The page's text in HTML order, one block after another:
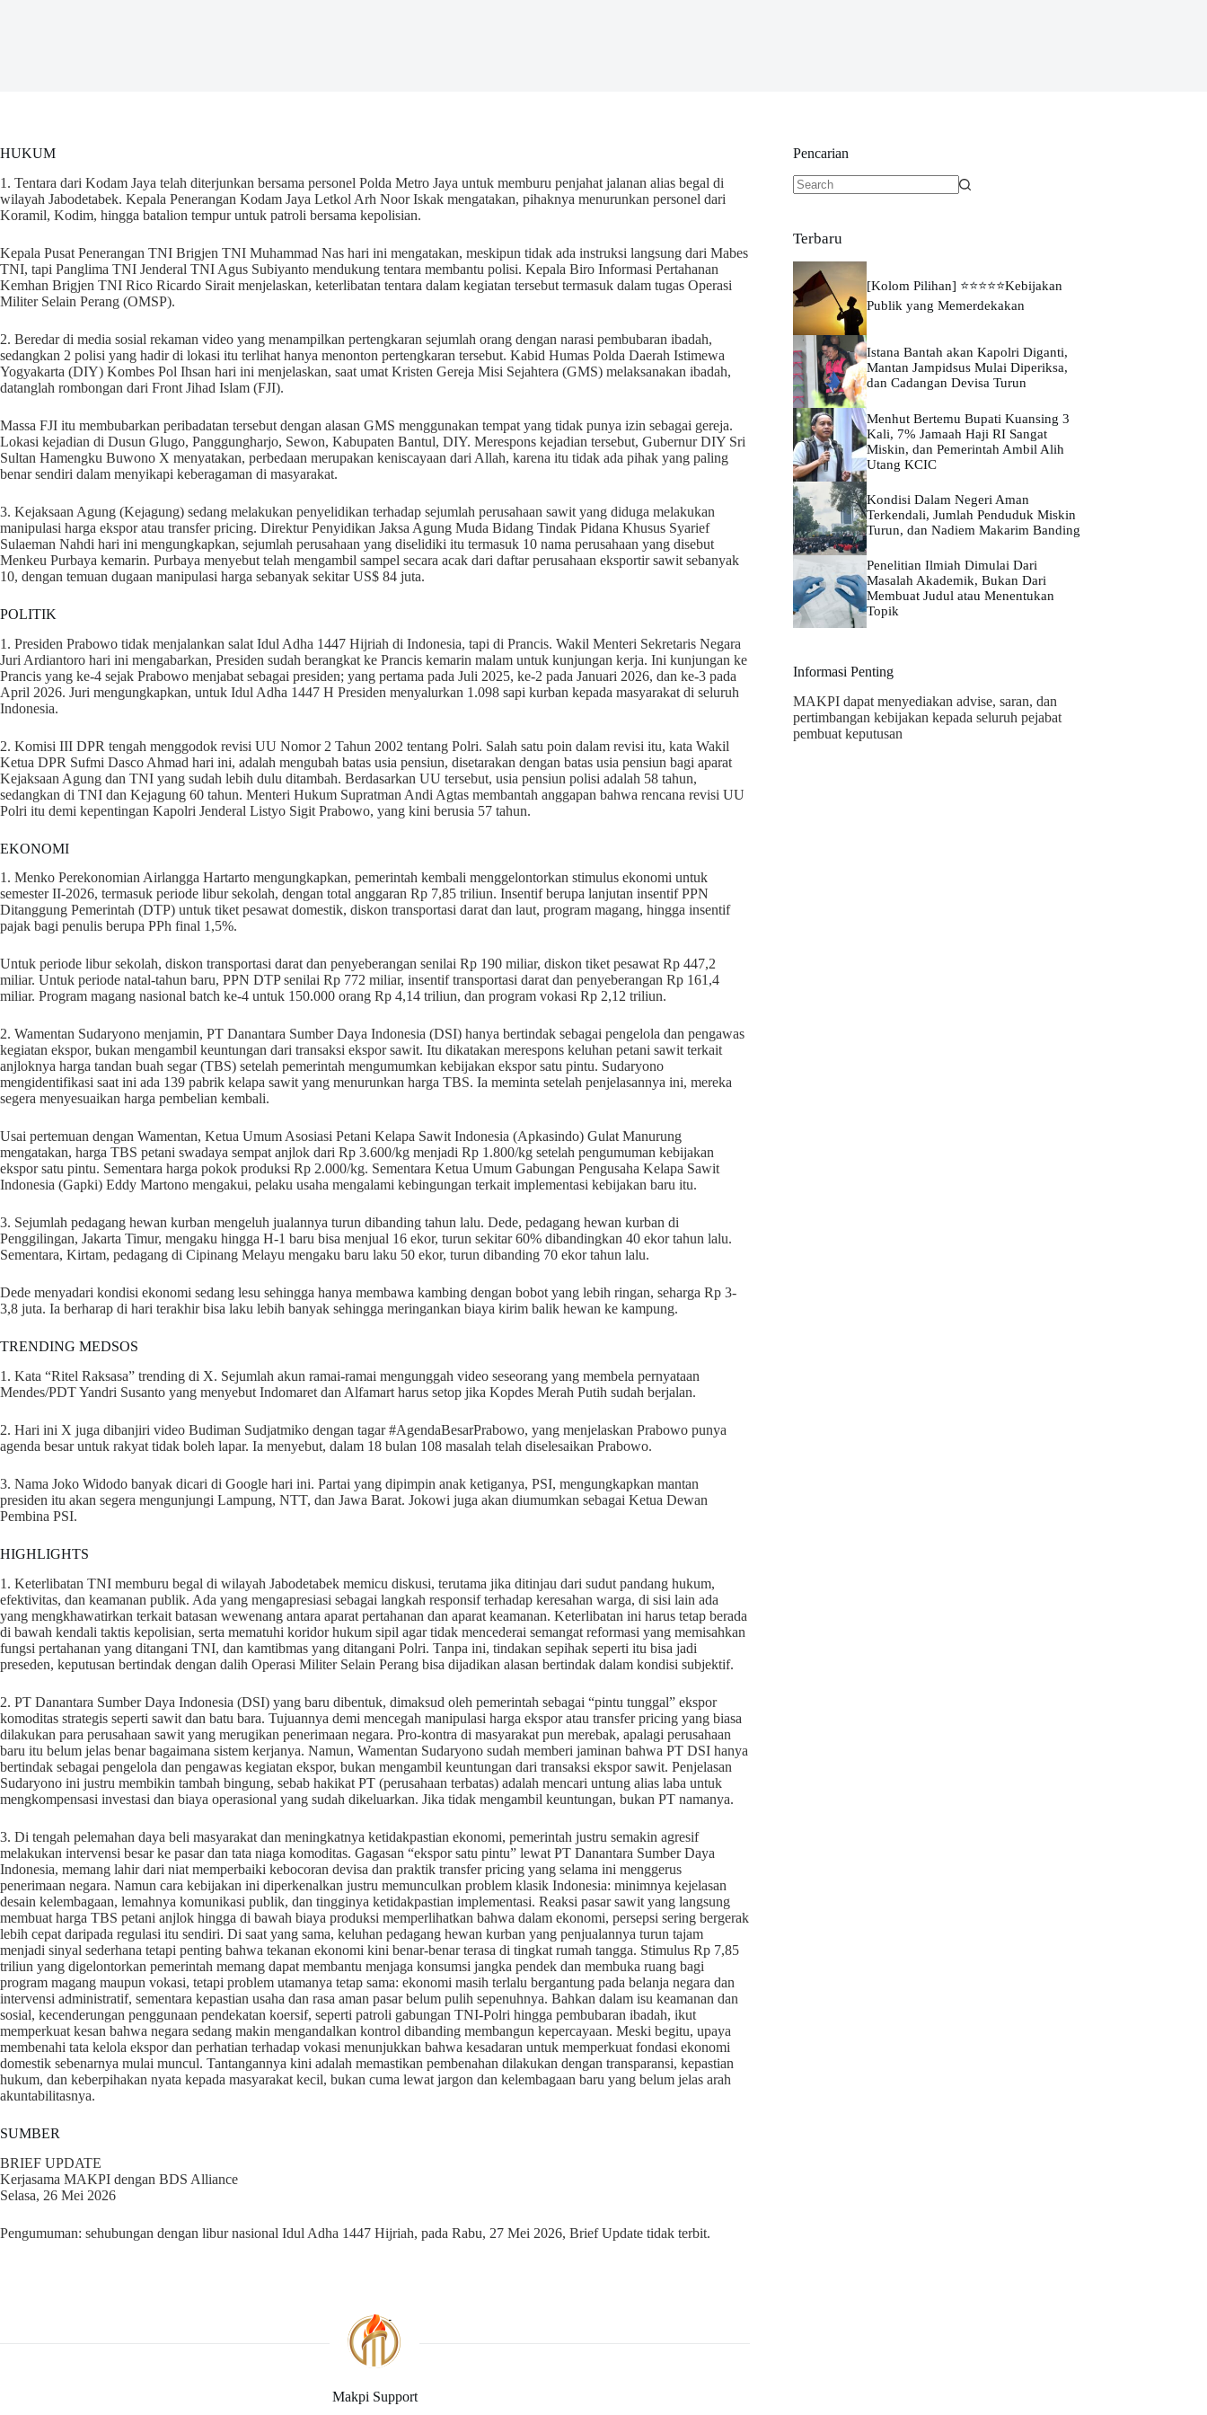
HUKUM
1. Tentara dari Kodam Jaya telah diterjunkan bersama personel Polda Metro Jaya untuk memburu penjahat jalanan alias begal di
wilayah Jabodetabek. Kepala Penerangan Kodam Jaya Letkol Arh Noor Iskak mengatakan, pihaknya menurunkan personel dari
Koramil, Kodim, hingga batalion tempur untuk patroli bersama kepolisian.
Kepala Pusat Penerangan TNI Brigjen TNI Muhammad Nas hari ini mengatakan, meskipun tidak ada instruksi langsung dari Mabes
TNI, tapi Panglima TNI Jenderal TNI Agus Subiyanto mendukung tentara membantu polisi. Kepala Biro Informasi Pertahanan
Kemhan Brigjen TNI Rico Ricardo Sirait menjelaskan, keterlibatan tentara dalam kegiatan tersebut termasuk dalam tugas Operasi
Militer Selain Perang (OMSP).
2. Beredar di media sosial rekaman video yang menampilkan pertengkaran sejumlah orang dengan narasi pembubaran ibadah,
sedangkan 2 polisi yang hadir di lokasi itu terlihat hanya menonton pertengkaran tersebut. Kabid Humas Polda Daerah Istimewa
Yogyakarta (DIY) Kombes Pol Ihsan hari ini menjelaskan, saat umat Kristen Gereja Misi Sejahtera (GMS) melaksanakan ibadah,
datanglah rombongan dari Front Jihad Islam (FJI).
Massa FJI itu membubarkan peribadatan tersebut dengan alasan GMS menggunakan tempat yang tidak punya izin sebagai gereja.
Lokasi kejadian di Dusun Glugo, Panggungharjo, Sewon, Kabupaten Bantul, DIY. Merespons kejadian tersebut, Gubernur DIY Sri
Sultan Hamengku Buwono X menyatakan, perbedaan merupakan keniscayaan dari Allah, karena itu tidak ada pihak yang paling
benar sendiri dalam menyikapi keberagaman di masyarakat.
3. Kejaksaan Agung (Kejagung) sedang melakukan penyelidikan terhadap sejumlah perusahaan sawit yang diduga melakukan
manipulasi harga ekspor atau transfer pricing. Direktur Penyidikan Jaksa Agung Muda Bidang Tindak Pidana Khusus Syarief
Sulaeman Nahdi hari ini mengungkapkan, sejumlah perusahaan yang diselidiki itu termasuk 10 nama perusahaan yang disebut
Menkeu Purbaya kemarin. Purbaya menyebut telah mengambil sampel secara acak dari daftar perusahaan eksportir sawit sebanyak
10, dengan temuan dugaan manipulasi harga sebanyak sekitar US$ 84 juta.
POLITIK
1. Presiden Prabowo tidak menjalankan salat Idul Adha 1447 Hijriah di Indonesia, tapi di Prancis. Wakil Menteri Sekretaris Negara
Juri Ardiantoro hari ini mengabarkan, Presiden sudah berangkat ke Prancis kemarin malam untuk kunjungan kerja. Ini kunjungan ke
Prancis yang ke-4 sejak Prabowo menjabat sebagai presiden; yang pertama pada Juli 2025, ke-2 pada Januari 2026, dan ke-3 pada
April 2026. Juri mengungkapkan, untuk Idul Adha 1447 H Presiden menyalurkan 1.098 sapi kurban kepada masyarakat di seluruh
Indonesia.
2. Komisi III DPR tengah menggodok revisi UU Nomor 2 Tahun 2002 tentang Polri. Salah satu poin dalam revisi itu, kata Wakil
Ketua DPR Sufmi Dasco Ahmad hari ini, adalah mengubah batas usia pensiun, disetarakan dengan batas usia pensiun bagi aparat
Kejaksaan Agung dan TNI yang sudah lebih dulu ditambah. Berdasarkan UU tersebut, usia pensiun polisi adalah 58 tahun,
sedangkan di TNI dan Kejagung 60 tahun. Menteri Hukum Supratman Andi Agtas membantah anggapan bahwa rencana revisi UU
Polri itu demi kepentingan Kapolri Jenderal Listyo Sigit Prabowo, yang kini berusia 57 tahun.
EKONOMI
1. Menko Perekonomian Airlangga Hartarto mengungkapkan, pemerintah kembali menggelontorkan stimulus ekonomi untuk
semester II-2026, termasuk periode libur sekolah, dengan total anggaran Rp 7,85 triliun. Insentif berupa lanjutan insentif PPN
Ditanggung Pemerintah (DTP) untuk tiket pesawat domestik, diskon transportasi darat dan laut, program magang, hingga insentif
pajak bagi penulis berupa PPh final 1,5%.
Untuk periode libur sekolah, diskon transportasi darat dan penyeberangan senilai Rp 190 miliar, diskon tiket pesawat Rp 447,2
miliar. Untuk periode natal-tahun baru, PPN DTP senilai Rp 772 miliar, insentif transportasi darat dan penyeberangan Rp 161,4
miliar. Program magang nasional batch ke-4 untuk 150.000 orang Rp 4,14 triliun, dan program vokasi Rp 2,12 triliun.
2. Wamentan Sudaryono menjamin, PT Danantara Sumber Daya Indonesia (DSI) hanya bertindak sebagai pengelola dan pengawas
kegiatan ekspor, bukan mengambil keuntungan dari transaksi ekspor sawit. Itu dikatakan merespons keluhan petani sawit terkait
anjloknya harga tandan buah segar (TBS) setelah pemerintah mengumumkan kebijakan ekspor satu pintu. Sudaryono
mengidentifikasi saat ini ada 139 pabrik kelapa sawit yang menurunkan harga TBS. Ia meminta setelah penjelasannya ini, mereka
segera menyesuaikan harga pembelian kembali.
Usai pertemuan dengan Wamentan, Ketua Umum Asosiasi Petani Kelapa Sawit Indonesia (Apkasindo) Gulat Manurung
mengatakan, harga TBS petani swadaya sempat anjlok dari Rp 3.600/kg menjadi Rp 1.800/kg setelah pengumuman kebijakan
ekspor satu pintu. Sementara harga pokok produksi Rp 2.000/kg. Sementara Ketua Umum Gabungan Pengusaha Kelapa Sawit
Indonesia (Gapki) Eddy Martono mengakui, pelaku usaha mengalami kebingungan terkait implementasi kebijakan baru itu.
3. Sejumlah pedagang hewan kurban mengeluh jualannya turun dibanding tahun lalu. Dede, pedagang hewan kurban di
Penggilingan, Jakarta Timur, mengaku hingga H-1 baru bisa menjual 16 ekor, turun sekitar 60% dibandingkan 40 ekor tahun lalu.
Sementara, Kirtam, pedagang di Cipinang Melayu mengaku baru laku 50 ekor, turun dibanding 70 ekor tahun lalu.
Dede menyadari kondisi ekonomi sedang lesu sehingga hanya membawa kambing dengan bobot yang lebih ringan, seharga Rp 3-
3,8 juta. Ia berharap di hari terakhir bisa laku lebih banyak sehingga meringankan biaya kirim balik hewan ke kampung.
TRENDING MEDSOS
1. Kata “Ritel Raksasa” trending di X. Sejumlah akun ramai-ramai mengunggah video seseorang yang membela pernyataan
Mendes/PDT Yandri Susanto yang menyebut Indomaret dan Alfamart harus setop jika Kopdes Merah Putih sudah berjalan.
2. Hari ini X juga dibanjiri video Budiman Sudjatmiko dengan tagar #AgendaBesarPrabowo, yang menjelaskan Prabowo punya
agenda besar untuk rakyat tidak boleh lapar. Ia menyebut, dalam 18 bulan 108 masalah telah diselesaikan Prabowo.
3. Nama Joko Widodo banyak dicari di Google hari ini. Partai yang dipimpin anak ketiganya, PSI, mengungkapkan mantan
presiden itu akan segera mengunjungi Lampung, NTT, dan Jawa Barat. Jokowi juga akan diumumkan sebagai Ketua Dewan
Pembina PSI.
HIGHLIGHTS
1. Keterlibatan TNI memburu begal di wilayah Jabodetabek memicu diskusi, terutama jika ditinjau dari sudut pandang hukum,
efektivitas, dan keamanan publik. Ada yang mengapresiasi sebagai langkah responsif terhadap keresahan warga, di sisi lain ada
yang mengkhawatirkan terkait batasan wewenang antara aparat pertahanan dan aparat keamanan. Keterlibatan ini harus tetap berada
di bawah kendali taktis kepolisian, serta mematuhi koridor hukum sipil agar tidak mencederai semangat reformasi yang memisahkan
fungsi pertahanan yang ditangani TNI, dan kamtibmas yang ditangani Polri. Tanpa ini, tindakan sepihak seperti itu bisa jadi
preseden, keputusan bertindak dengan dalih Operasi Militer Selain Perang bisa dijadikan alasan bertindak dalam kondisi subjektif.
2. PT Danantara Sumber Daya Indonesia (DSI) yang baru dibentuk, dimaksud oleh pemerintah sebagai “pintu tunggal” ekspor
komoditas strategis seperti sawit dan batu bara. Tujuannya demi mencegah manipulasi harga ekspor atau transfer pricing yang biasa
dilakukan para perusahaan sawit yang merugikan penerimaan negara. Pro-kontra di masyarakat pun merebak, apalagi perusahaan
baru itu belum jelas benar bagaimana sistem kerjanya. Namun, Wamentan Sudaryono sudah memberi jaminan bahwa PT DSI hanya
bertindak sebagai pengelola dan pengawas kegiatan ekspor, bukan mengambil keuntungan dari transaksi ekspor sawit. Penjelasan
Sudaryono ini justru membikin tambah bingung, sebab hakikat PT (perusahaan terbatas) adalah mencari untung alias laba untuk
mengkompensasi investasi dan biaya operasional yang sudah dikeluarkan. Jika tidak mengambil keuntungan, bukan PT namanya.
3. Di tengah pelemahan daya beli masyarakat dan meningkatnya ketidakpastian ekonomi, pemerintah justru semakin agresif
melakukan intervensi besar ke pasar dan tata niaga komoditas. Gagasan “ekspor satu pintu” lewat PT Danantara Sumber Daya
Indonesia, memang lahir dari niat memperbaiki kebocoran devisa dan praktik transfer pricing yang selama ini menggerus
penerimaan negara. Namun cara kebijakan ini diperkenalkan justru memunculkan problem klasik Indonesia: minimnya kejelasan
desain kelembagaan, lemahnya komunikasi publik, dan tingginya ketidakpastian implementasi. Reaksi pasar sawit yang langsung
membuat harga TBS petani anjlok hingga di bawah biaya produksi memperlihatkan bahwa dalam ekonomi, persepsi sering bergerak
lebih cepat daripada regulasi itu sendiri. Di saat yang sama, keluhan pedagang hewan kurban yang penjualannya turun tajam
menjadi sinyal sederhana tetapi penting bahwa tekanan ekonomi kini benar-benar terasa di tingkat rumah tangga. Stimulus Rp 7,85
triliun yang digelontorkan pemerintah memang dapat membantu menjaga konsumsi jangka pendek dan membuka ruang bagi
program magang maupun vokasi, tetapi problem utamanya tetap sama: ekonomi masih terlalu bergantung pada belanja negara dan
intervensi administratif, sementara kepastian usaha dan rasa aman pasar belum pulih sepenuhnya. Bahkan dalam isu keamanan dan
sosial, kecenderungan penggunaan pendekatan koersif, seperti patroli gabungan TNI-Polri hingga pembubaran ibadah, ikut
memperkuat kesan bahwa negara sedang makin mengandalkan kontrol dibanding membangun kepercayaan. Meski begitu, upaya
membenahi tata kelola ekspor dan perhatian terhadap vokasi menunjukkan bahwa kesadaran untuk memperkuat fondasi ekonomi
domestik sebenarnya mulai muncul. Tantangannya kini adalah memastikan pembenahan dilakukan dengan transparansi, kepastian
hukum, dan keberpihakan nyata kepada masyarakat kecil, bukan cuma lewat jargon dan kelembagaan baru yang belum jelas arah
akuntabilitasnya.
SUMBER
BRIEF UPDATE
Kerjasama MAKPI dengan BDS Alliance
Selasa, 26 Mei 2026
Pengumuman: sehubungan dengan libur nasional Idul Adha 1447 Hijriah, pada Rabu, 27 Mei 2026, Brief Update tidak terbit.
Makpi Support
Pencarian
Terbaru
[Kolom Pilihan] ⭐⭐⭐⭐⭐Kebijakan
Publik yang Memerdekakan
Istana Bantah akan Kapolri Diganti,
Mantan Jampidsus Mulai Diperiksa,
dan Cadangan Devisa Turun
Menhut Bertemu Bupati Kuansing 3
Kali, 7% Jamaah Haji RI Sangat
Miskin, dan Pemerintah Ambil Alih
Utang KCIC
Kondisi Dalam Negeri Aman
Terkendali, Jumlah Penduduk Miskin
Turun, dan Nadiem Makarim Banding
Penelitian Ilmiah Dimulai Dari
Masalah Akademik, Bukan Dari
Membuat Judul atau Menentukan
Topik
Informasi Penting
MAKPI dapat menyediakan advise, saran, dan
pertimbangan kebijakan kepada seluruh pejabat
pembuat keputusan